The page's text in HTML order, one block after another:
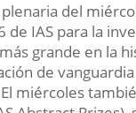
del
de IAS para la
grande en la
de
miércoles